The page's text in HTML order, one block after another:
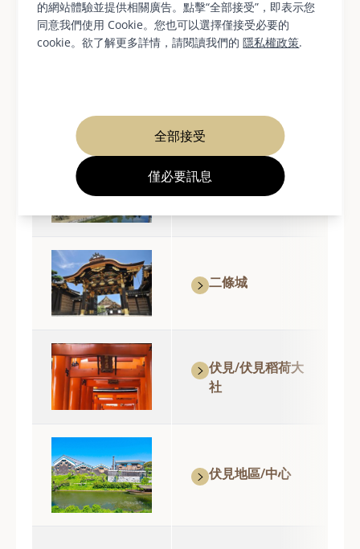
的網站體驗並提供相關廣告。點擊“全部接受”，即表示您
同意我們使用 Cookie。您也可以選擇僅接受必要的
cookie。欲了解更多詳情，請閱讀我們的隱私權政策.
全部接受
僅必要訊息
京都站附近/東寺
二條城
伏見/伏見稻荷大
社
伏見地區/中心